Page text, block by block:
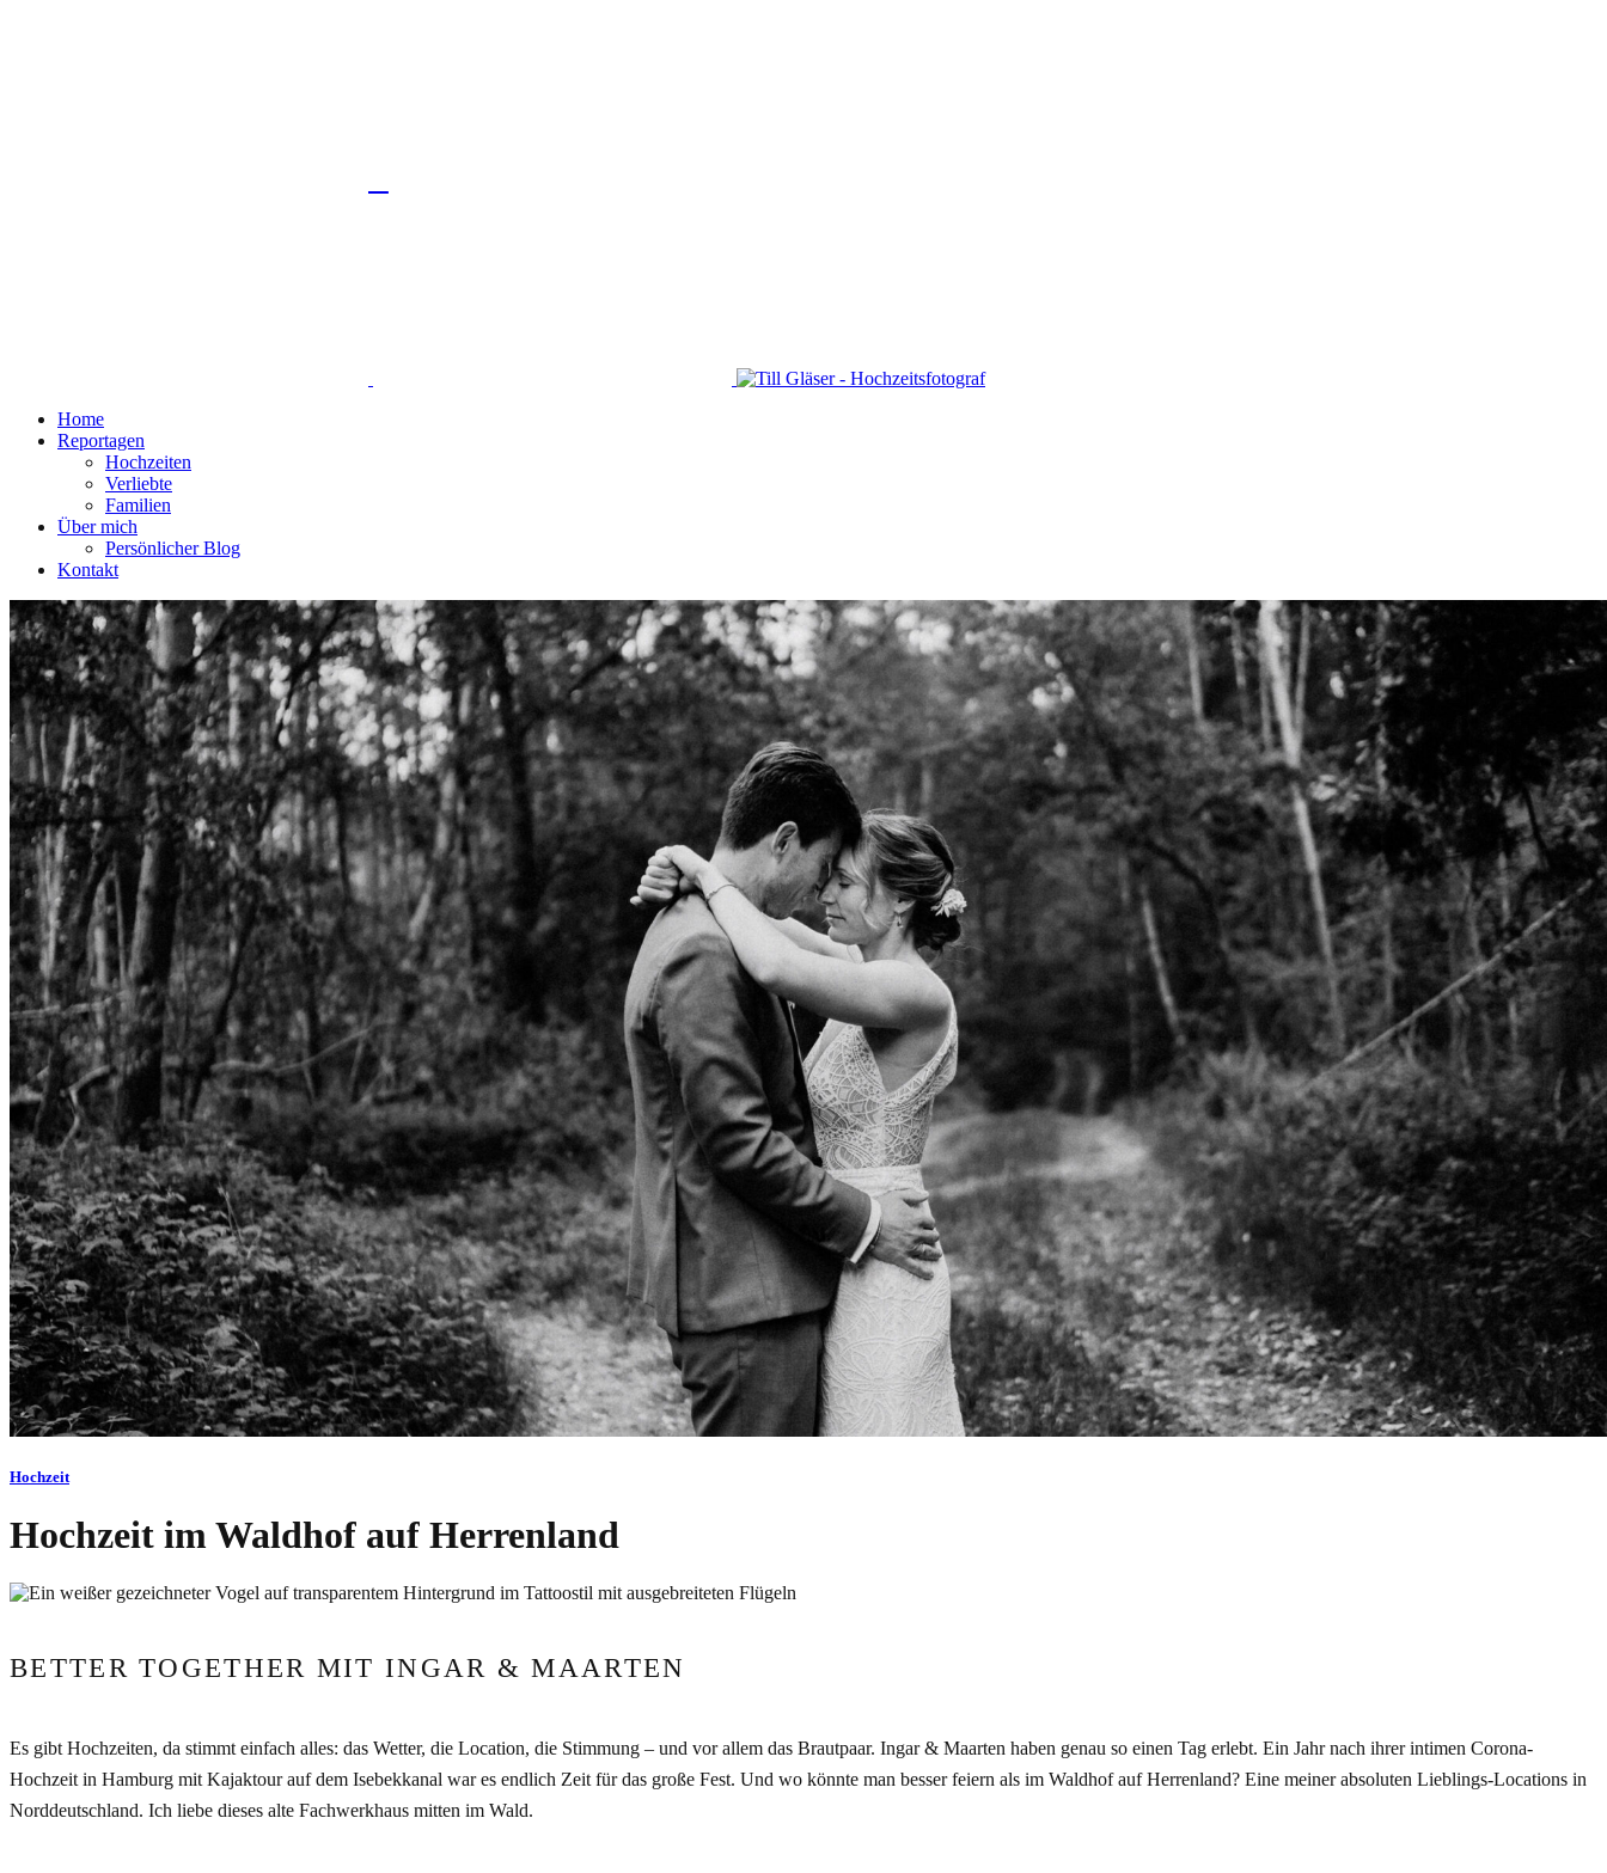
Home
Reportagen
Hochzeiten
Verliebte
Familien
Über mich
Persönlicher Blog
Kontakt
Hochzeit
Hochzeit im Waldhof auf Herrenland
BETTER TOGETHER MIT INGAR & MAARTEN
Es gibt Hochzeiten, da stimmt einfach alles: das Wetter, die Location, die Stimmung – und vor allem das Brautpaar. Ingar & Maarten haben genau so einen Tag erlebt. Ein Jahr nach ihrer intimen Corona-
Hochzeit in Hamburg mit Kajaktour auf dem Isebekkanal war es endlich Zeit für das große Fest. Und wo könnte man besser feiern als im Waldhof auf Herrenland? Eine meiner absoluten Lieblings-Locations in
Norddeutschland. Ich liebe dieses alte Fachwerkhaus mitten im Wald.